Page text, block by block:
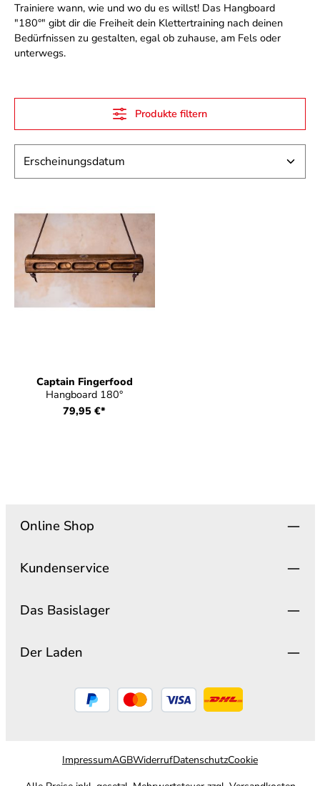
Trainiere wann, wie und wo du es willst! Das Hangboard
"180°" gibt dir die Freiheit dein Klettertraining nach deinen
Bedürfnissen zu gestalten, egal ob zuhause, am Fels oder
unterwegs.
Produkte filtern
Captain Fingerfood
Hangboard 180°
79,95 €*
Online Shop
Kundenservice
Das Basislager
Der Laden
ImpressumAGBWiderrufDatenschutzCookie